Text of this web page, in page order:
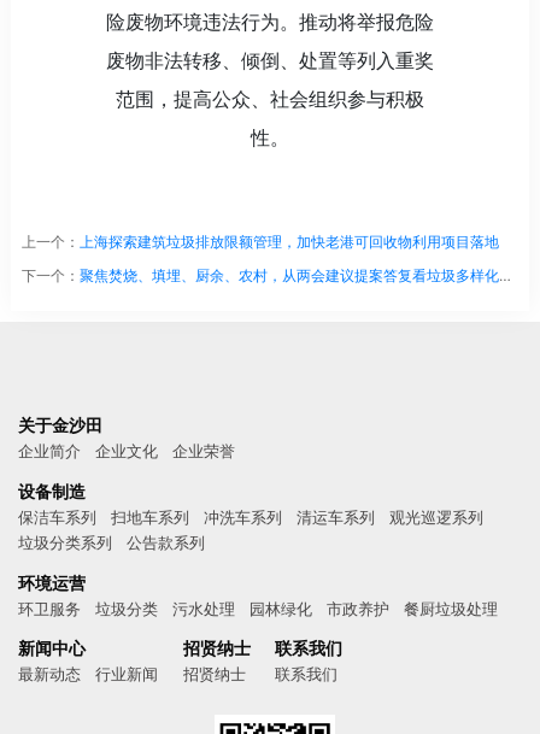
险废物环境违法行为。推动将举报危险
废物非法转移、倾倒、处置等列入重奖
范围，提高公众、社会组织参与积极
性。
上一个： 上海探索建筑垃圾排放限额管理，加快老港可回收物利用项目落地
下一个： 聚焦焚烧、填埋、厨余、农村，从两会建议提案答复看垃圾多样化处理
关于金沙田
企业简介 企业文化 企业荣誉
设备制造
保洁车系列 扫地车系列 冲洗车系列 清运车系列
观光巡逻系列
垃圾分类系列
公告款系列
环境运营
环卫服务 垃圾分类 污水处理 园林绿化 市政养护 餐厨垃圾处理
新闻中心
最新动态 行业新闻
招贤纳士
招贤纳士
联系我们
联系我们